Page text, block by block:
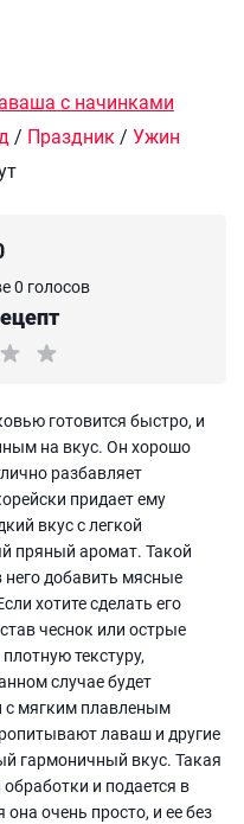
с начинками
/ Праздник / Ужин
0 голосов
готовится быстро, и
на вкус. Он хорошо
разбавляет
придает ему
вкус с легкой
пряный аромат. Такой
него добавить мясные
хотите сделать его
чеснок или острые
текстуру,
случае будет
с мягким плавленым
лаваш и другие
гармоничный вкус. Такая
и подается в
очень просто, и ее без